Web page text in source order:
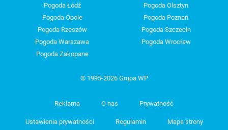
Pogoda Łódź
Pogoda Olsztyn
Pogoda Opole
Pogoda Poznań
Pogoda Rzeszów
Pogoda Szczecin
Pogoda Warszawa
Pogoda Wrocław
Pogoda Zakopane
© 1995-2026 Grupa WP
Reklama O nas Prywatność
Ustawienia prywatności Regulamin Mapa strony